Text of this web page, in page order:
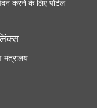
मंत्रालय